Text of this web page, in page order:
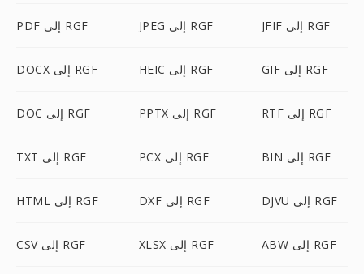
PDF إلى RGF JPEG إلى RGF JFIF إلى RGF
DOCX إلى RGF HEIC إلى RGF GIF إلى RGF
DOC إلى RGF PPTX إلى RGF RTF إلى RGF
TXT إلى RGF PCX إلى RGF BIN إلى RGF
HTML إلى RGF DXF إلى RGF DJVU إلى RGF
CSV إلى RGF XLSX إلى RGF ABW إلى RGF